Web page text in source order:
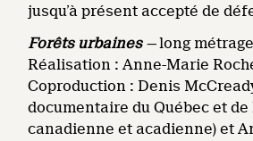
jusqu’à présent accepté de
Forêts urbaines —long métrage
Réalisation : Anne-Marie
Coproduction : Denis
documentaire du Québec et
canadienne et acadienne) et